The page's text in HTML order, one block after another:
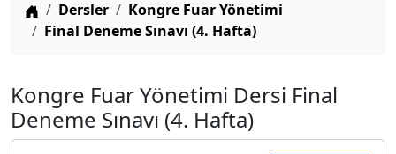
Anasayfa
Dersler
Kongre Fuar Yönetimi
Final Deneme Sınavı (4. Hafta)
Kongre Fuar Yönetimi Dersi Final
Deneme Sınavı (4. Hafta)